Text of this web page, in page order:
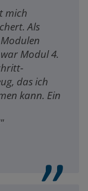
mich
Als
Modul 4.
das ich
kann. Ein